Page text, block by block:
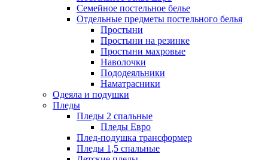
Семейное постельное белье
Отдельные предметы постельного белья
Простыни
Простыни на резинке
Простыни махровые
Наволочки
Пододеяльники
Наматрасники
Одеяла и подушки
Пледы
Пледы 2 спальные
Пледы Евро
Плед-подушка трансформер
Пледы 1,5 спальные